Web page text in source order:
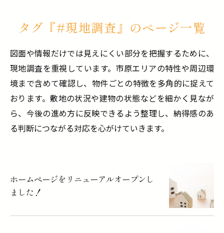
タグ『#現地調査』のページ一覧
図面や情報だけでは見えにくい部分を把握するために、
現地調査を重視しています。市原エリアの特性や周辺環
境まで含めて確認し、物件ごとの特徴を多角的に捉えて
おります。敷地の状況や建物の状態などを細かく見なが
ら、今後の進め方に反映できるよう整理し、納得感のあ
る判断につながる対応を心がけていきます。
ホームページをリニューアルオープンし
ました！